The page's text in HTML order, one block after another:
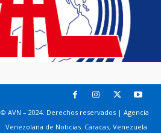
© AVN – 2024. Derechos reservados | Agencia
Venezolana de Noticias. Caracas, Venezuela.